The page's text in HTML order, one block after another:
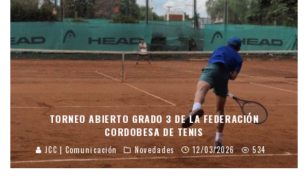
TORNEO ABIERTO GRADO 3 DE LA FEDERACIÓN
CORDOBESA DE TENIS
JCC | Comunicación Novedades 12/03/2026 534